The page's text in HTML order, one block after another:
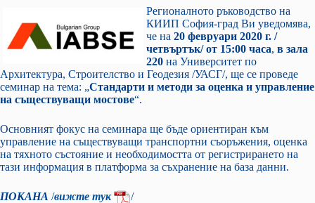
Регионалното ръководство на
КИИП София-град Ви уведомява,
че на 20 февруари 2020 г. /
четвъртък/ от 15:00 часа, в зала
220 на Университет по
Архитектура, Строителство и Геодезия /УАСГ/, ще се проведе
семинар на тема: „Стандарти и методи за оценка и управление
на съществуващи мостове“.
Основният фокус на семинара ще бъде ориентиран към
управление на съществуващи транспортни съоръжения, оценка
на тяхното състояние и необходимостта от регистрирането на
тази информация в платформа за съхранение на база данни.
ПОКАНА /вижте тук /